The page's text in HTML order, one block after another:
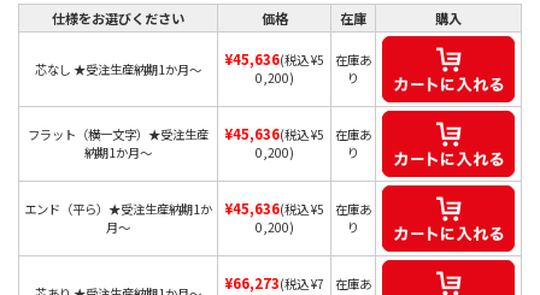
仕様をお選びください 価格 在庫 購入
芯なし ★受注生産納期1か月～
¥45,636(税込 ¥5
0,200)
在庫あ
り
フラット（横一文字）★受注生産
納期1か月～
¥45,636(税込 ¥5
0,200)
在庫あ
り
エンド（平ら）★受注生産納期1か
月～
¥45,636(税込 ¥5
0,200)
在庫あ
り
¥66,273(税込 ¥7
在庫あ